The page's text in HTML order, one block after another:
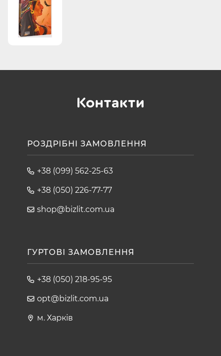
Контакти
РОЗДРІБНІ ЗАМОВЛЕННЯ
+38 (099) 562-25-63
+38 (050) 226-77-77
shop@bizlit.com.ua
ГУРТОВІ ЗАМОВЛЕННЯ
+38 (050) 218-95-95
opt@bizlit.com.ua
м. Харків